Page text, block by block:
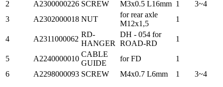
2
A2300000226 SCREW M3x0.5 L16mm 1
3~4
3
A2302000018 NUT
for rear axle
M12x1,5
1
4 A2311000062
RD-
HANGER
DH - 054 for
ROAD-RD
1
5 A2240000010
CABLE
GUIDE
for FD
1
6
A2298000093 SCREW M4x0.7 L6mm 1 3~4